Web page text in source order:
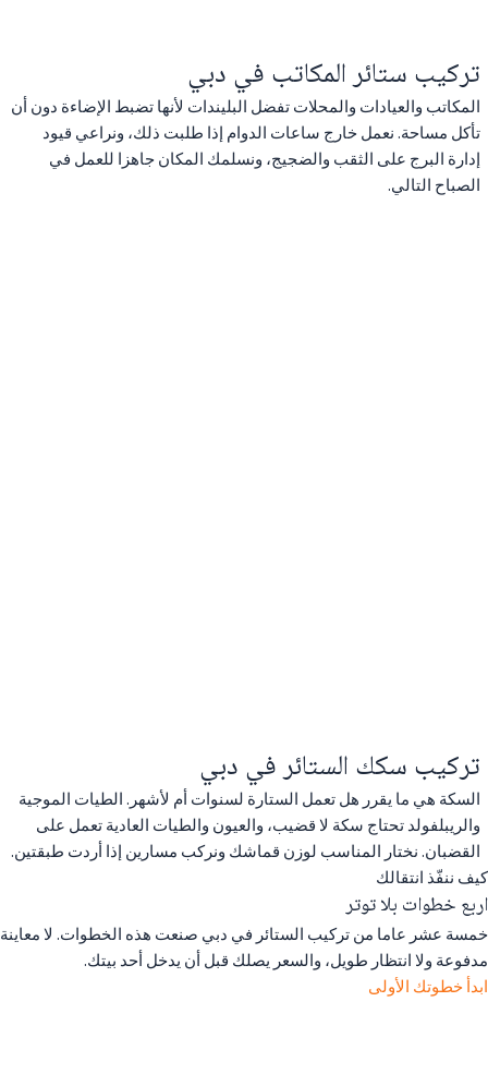
تركيب ستائر المكاتب في دبي
المكاتب والعيادات والمحلات تفضل البليندات لأنها تضبط الإضاءة دون أن
تأكل مساحة. نعمل خارج ساعات الدوام إذا طلبت ذلك، ونراعي قيود
إدارة البرج على الثقب والضجيج، ونسلمك المكان جاهزا للعمل في
الصباح التالي.
تركيب سكك الستائر في دبي
السكة هي ما يقرر هل تعمل الستارة لسنوات أم لأشهر. الطيات الموجية
والريبلفولد تحتاج سكة لا قضيب، والعيون والطيات العادية تعمل على
القضبان. نختار المناسب لوزن قماشك ونركب مسارين إذا أردت طبقتين.
كيف ننفّذ انتقالك
اربع خطوات بلا توتر
خمسة عشر عاما من تركيب الستائر في دبي صنعت هذه الخطوات. لا معاينة
مدفوعة ولا انتظار طويل، والسعر يصلك قبل أن يدخل أحد بيتك.
ابدأ خطوتك الأولى